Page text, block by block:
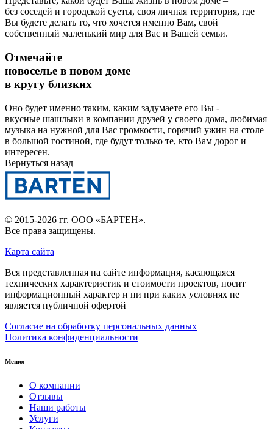
без соседей и городской суеты, своя личная территория, где
Вы будете делать то, что хочется именно Вам, свой
собственный маленький мир для Вас и Вашей семьи.
Отмечайте
новоселье в новом доме
в кругу близких
Оно будет именно таким, каким задумаете его Вы -
вкусные шашлыки в компании друзей у своего дома, любимая
музыка на нужной для Вас громкости, горячий ужин на столе
в большой гостиной, где будут только те, кто Вам дорог и
интересен.
Вернуться назад
© 2015-2026 гг. ООО «БАРТЕН».
Все права защищены.
Карта сайта
Вся представленная на сайте информация, касающаяся
технических характеристик и стоимости проектов, носит
информационный характер и ни при каких условиях не
является публичной офертой
Согласие на обработку персональных данных
Политика конфиденциальности
Меню:
О компании
Отзывы
Наши работы
Услуги